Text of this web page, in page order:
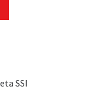
SSI